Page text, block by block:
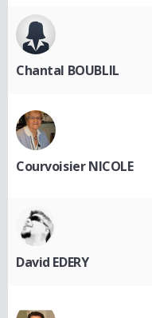
Chantal BOUBLIL
Courvoisier NICOLE
David EDERY